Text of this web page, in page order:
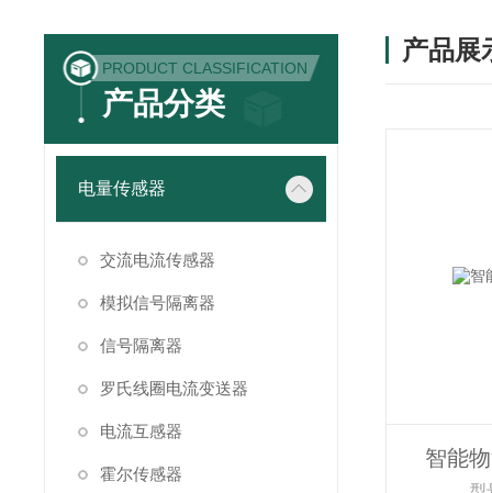
PRODUCT CLASSIFICATION
产品分类
电量传感器
交流电流传感器
模拟信号隔离器
信号隔离器
罗氏线圈电流变送器
电流互感器
霍尔传感器
产品展
智能